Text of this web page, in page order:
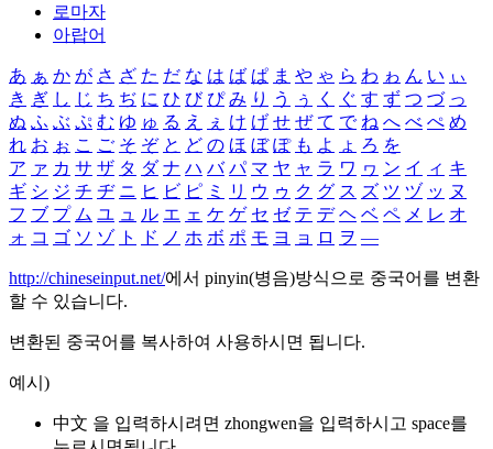
로마자
아랍어
あ ぁ か が さ ざ た だ な は ば ぱ ま や ゃ ら わ ゎ ん い ぃ
き ぎ し じ ち ぢ に ひ び ぴ み り う ぅ く ぐ す ず つ づ っ
ぬ ふ ぶ ぷ む ゆ ゅ る え ぇ け げ せ ぜ て で ね へ べ ぺ め
れ お ぉ こ ご そ ぞ と ど の ほ ぼ ぽ も よ ょ ろ を
ア ァ カ サ ザ タ ダ ナ ハ バ パ マ ヤ ャ ラ ワ ヮ ン イ ィ キ
ギ シ ジ チ ヂ ニ ヒ ビ ピ ミ リ ウ ゥ ク グ ス ズ ツ ヅ ッ ヌ
フ ブ プ ム ユ ュ ル エ ェ ケ ゲ セ ゼ テ デ ヘ ベ ペ メ レ オ
ォ コ ゴ ソ ゾ ト ド ノ ホ ボ ポ モ ヨ ョ ロ ヲ ―
http://chineseinput.net/에서 pinyin(병음)방식으로 중국어를 변환
할 수 있습니다.
변환된 중국어를 복사하여 사용하시면 됩니다.
예시)
中文 을 입력하시려면 zhongwen을 입력하시고 space를